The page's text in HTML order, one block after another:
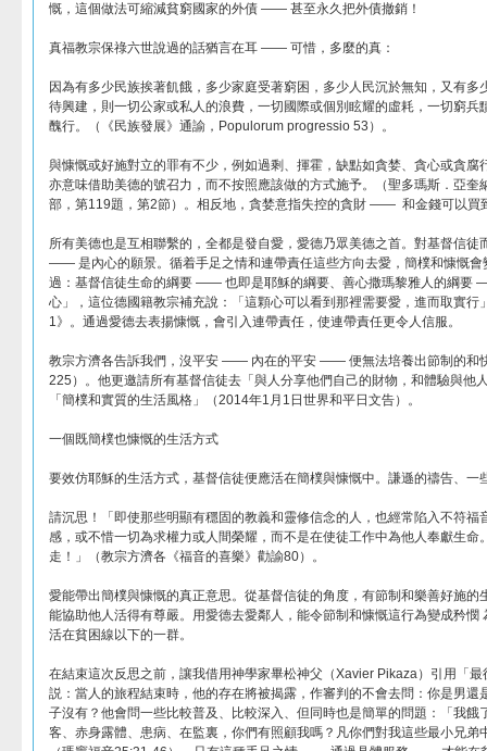
慨，這個做法可縮減貧窮國家的外債 —— 甚至永久把外債撤銷！
真福教宗保祿六世說過的話猶言在耳 —— 可惜，多麼的真：
因為有多少民族挨著飢餓，多少家庭受著窮困，多少人民沉於無知，又有多
待興建，則一切公家或私人的浪費，一切國際或個別眩耀的虛耗，一切窮兵
醜行。（《民族發展》通諭，Populorum progressio 53）。
與慷慨或好施對立的罪有不少，例如過剩、揮霍，缺點如貪婪、貪心或貪腐
亦意味借助美德的號召力，而不按照應該做的方式施予。（聖多瑪斯．亞奎
部，第119題，第2節）。相反地，貪婪意指失控的貪財 —— 和金錢可以買
所有美德也是互相聯繫的，全都是發自愛，愛德乃眾美德之首。對基督信徒
—— 是內心的願景。循着手足之情和連帶責任這些方向去愛，簡樸和慷慨會
過：基督信徒生命的綱要 —— 也即是耶穌的綱要、善心撒瑪黎雅人的綱要
心」，這位德國籍教宗補充說：「這顆心可以看到那裡需要愛，進而取實行
1》。通過愛德去表揚慷慨，會引入連帶責任，使連帶責任更令人信服。
教宗方濟各告訴我們，沒平安 —— 內在的平安 —— 便無法培養出節制的和
225）。他更邀請所有基督信徒去「與人分享他們自己的財物，和體驗與他
「簡樸和實質的生活風格」（2014年1月1日世界和平日文告）。
一個既簡樸也慷慨的生活方式
要效仿耶穌的生活方式，基督信徒便應活在簡樸與慷慨中。謙遜的禱告、一
請沉思！「即使那些明顯有穩固的教義和靈修信念的人，也經常陷入不符福
感，或不惜一切為求權力或人間榮耀，而不是在使徒工作中為他人奉獻生命
走！」（教宗方濟各《福音的喜樂》勸諭80）。
愛能帶出簡樸與慷慨的真正意思。從基督信徒的角度，有節制和樂善好施的
能協助他人活得有尊嚴。用愛德去愛鄰人，能令節制和慷慨這行為變成矜
活在貧困線以下的一群。
在結束這次反思之前，讓我借用神學家畢松神父（Xavier Pikaza）引用「
説：當人的旅程結束時，他的存在將被揭露，作審判的不會去問：你是男還
子沒有？他會問一些比較普及、比較深入、但同時也是簡單的問題：「我餓
客、赤身露體、患病、在監裏，你們有照顧我嗎？凡你們對我這些最小兄弟